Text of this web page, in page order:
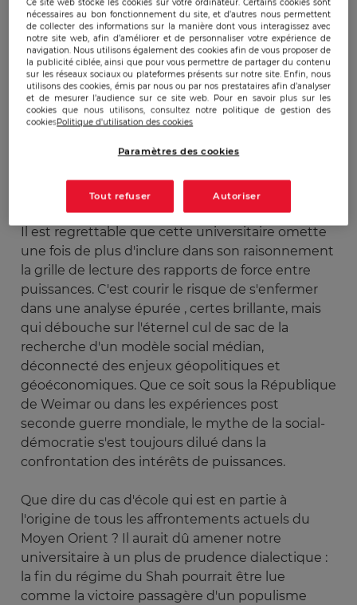
Publicado: 11/08/2015|Actualizado: 22/12/2023
La philosophe Renée Fregosi a publié sur le site
du HuffPost unarticleintitulé "Gauche radicale
et imposture populiste, la social-démocratie face
recherche en science politique à l'université Paris
pensée par omission.
Il est regrettable que cette universitaire omette
une fois de plus d'inclure dans son raisonnement
la grille de lecture des rapports de force entre
puissances. C'est courir le risque de s'enfermer
dans une analyse épurée , certes brillante, mais
qui débouche sur l'éternel cul de sac de la
recherche d'un modèle social médian,
déconnecté des enjeux géopolitiques et
géoéconomiques. Que ce soit sous la République
de Weimar ou dans les expériences post
seconde guerre mondiale, le mythe de la social-
démocratie s'est toujours dilué dans la
confrontation des intérêts de puissances.
Que dire du cas d'école qui est en partie à
l'origine de tous les affrontements actuels du
Moyen Orient ? Il aurait dû amener notre
universitaire à un plus de prudence dialectique :
la fin du régime du Shah pourrait être lue
comme la victoire passagère d'un populisme
Ce site web stocke les cookies sur votre ordinateur. Certains cookies sont
nécessaires au bon fonctionnement du site, et d’autres nous permettent
de collecter des informations sur la manière dont vous interagissez avec
notre site web, afin d’améliorer et de personnaliser votre expérience de
navigation. Nous utilisons également des cookies afin de vous proposer de
la publicité ciblée, ainsi que pour vous permettre de partager du contenu
sur les réseaux sociaux ou plateformes présents sur notre site. Enfin, nous
utilisons des cookies, émis par nous ou par nos prestataires afin d’analyser
et de mesurer l’audience sur ce site web. Pour en savoir plus sur les
cookies que nous utilisons, consultez notre politique de gestion des
cookiesPolitique d'utilisation des cookies
Paramètres des cookies
Tout refuser Autoriser